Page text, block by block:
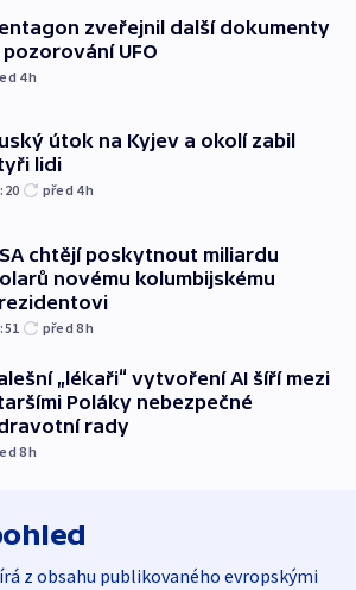
zveřejnil další dokumenty
pozorování UFO
4h
útok na Kyjev a okolí zabil
lidi
před 4h
chtějí poskytnout miliardu
novému kolumbijskému
před 8h
„lékaři“ vytvoření AI šíří mezi
Poláky nebezpečné
rady
8h
z obsahu publikovaného evropskými